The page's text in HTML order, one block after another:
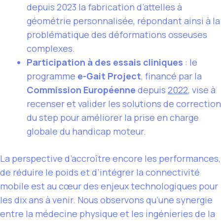
depuis 2023 la fabrication d’attelles à
géométrie personnalisée, répondant ainsi à la
problématique des déformations osseuses
complexes.
Participation à des essais cliniques : le
programme e-Gait Project, financé par la
Commission Européenne depuis 2022, vise à
recenser et valider les solutions de correction
du step pour améliorer la prise en charge
globale du handicap moteur.
La perspective d’accroître encore les performances,
de réduire le poids et d’intégrer la connectivité
mobile est au cœur des enjeux technologiques pour
les dix ans à venir. Nous observons qu’une synergie
entre la médecine physique et les ingénieries de la